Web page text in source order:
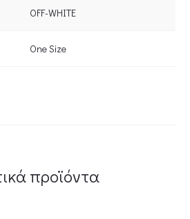
OFF-WHITE
One Size
προϊόντα